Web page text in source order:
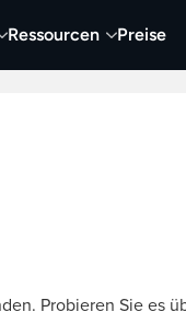
Ressourcen Preise
Video
Probieren Sie es